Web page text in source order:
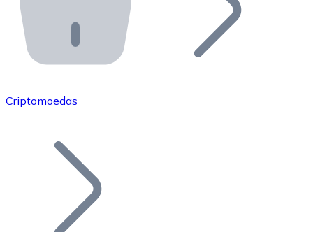
API Bitnovo
Integre nossa API no seu ecossistema.
Junte-se à nossa rede de revendedores e comercialize
Adicione o token do seu projeto ao nosso serviço de
Criptomoedas